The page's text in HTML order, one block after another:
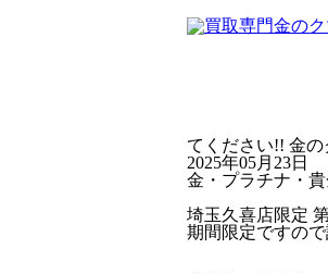
てください!! 金
2025年05月23日
金・プラチナ・
埼玉久喜店限定
期間限定ですの